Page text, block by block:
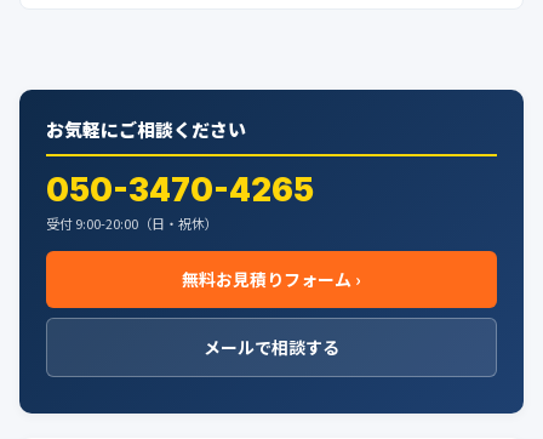
お気軽にご相談ください
050-3470-4265
受付 9:00-20:00（日・祝休）
無料お見積りフォーム ›
メールで相談する